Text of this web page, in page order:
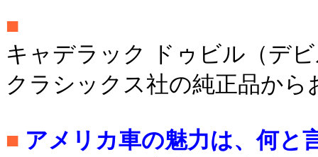
■
キャデラック ドゥビル（デ
クラシックス社の純正品から
■ アメリカ車の魅力は、何と